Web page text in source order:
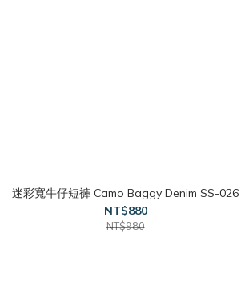
迷彩寬牛仔短褲 Camo Baggy Denim SS-026
NT$880
NT$980